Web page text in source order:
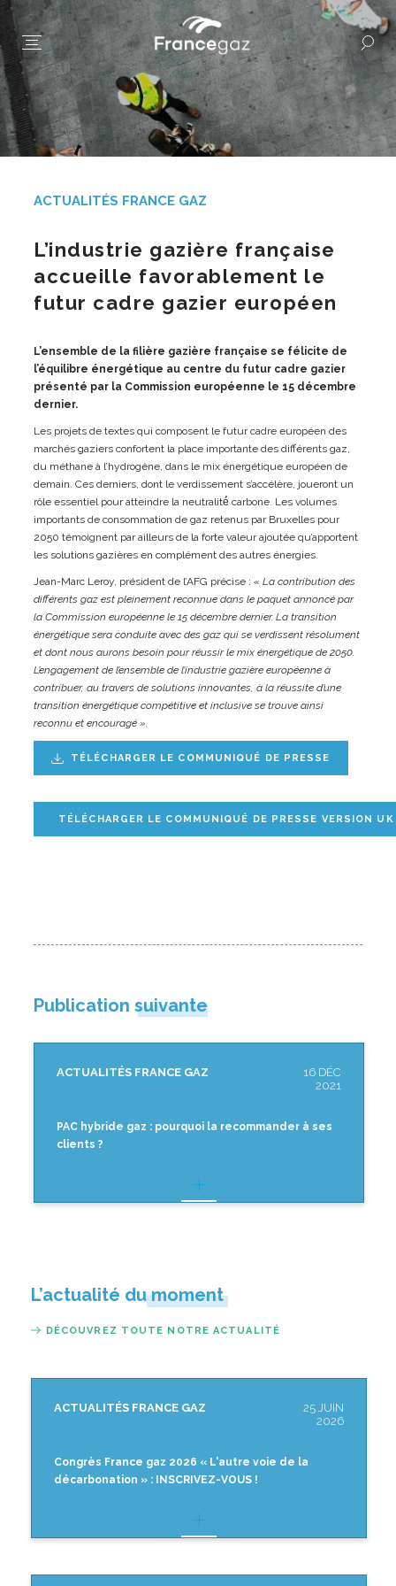
ACTUALITÉS FRANCE GAZ
L’industrie gazière française
accueille favorablement le
futur cadre gazier européen
L’ensemble de la filière gazière française se félicite de
l’équilibre énergétique au centre du futur cadre gazier
présenté par la Commission européenne le 15 décembre
dernier.
Les projets de textes qui composent le futur cadre européen des
marchés gaziers confortent la place importante des différents gaz,
du méthane à l’hydrogène, dans le mix énergétique européen de
demain. Ces derniers, dont le verdissement s’accélère, joueront un
rôle essentiel pour atteindre la neutralité́ carbone. Les volumes
importants de consommation de gaz retenus par Bruxelles pour
2050 témoignent par ailleurs de la forte valeur ajoutée qu’apportent
les solutions gazières en complément des autres énergies.
Jean-Marc Leroy, président de l’AFG précise : « La contribution des
différents gaz est pleinement reconnue dans le paquet annoncé par
la Commission européenne le 15 décembre dernier. La transition
énergétique sera conduite avec des gaz qui se verdissent résolument
et dont nous aurons besoin pour réussir le mix énergétique de 2050.
L’engagement de l’ensemble de l’industrie gazière européenne à
contribuer, au travers de solutions innovantes, à la réussite d’une
transition énergétique compétitive et inclusive se trouve ainsi
reconnu et encouragé ».
TÉLÉCHARGER LE COMMUNIQUÉ DE PRESSE
TÉLÉCHARGER LE COMMUNIQUÉ DE PRESSE VERSION UK
Publication suivante
ACTUALITÉS FRANCE GAZ
16 DÉC
2021
PAC hybride gaz : pourquoi la recommander à ses
clients ?
L’actualité du moment
DÉCOUVREZ TOUTE NOTRE ACTUALITÉ
ACTUALITÉS FRANCE GAZ
25 JUIN
2026
Congrès France gaz 2026 « L'autre voie de la
décarbonation » : INSCRIVEZ-VOUS !